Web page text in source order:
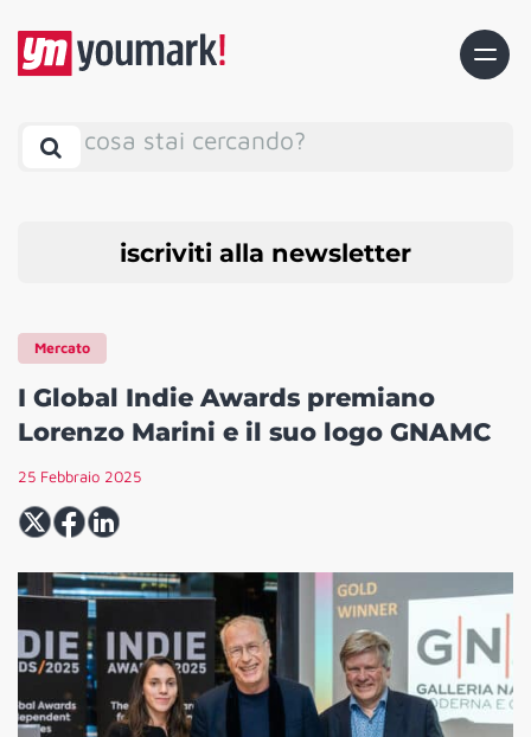
cosa stai cercando?
iscriviti alla newsletter
Mercato
I Global Indie Awards premiano
Lorenzo Marini e il suo logo GNAMC
25 Febbraio 2025